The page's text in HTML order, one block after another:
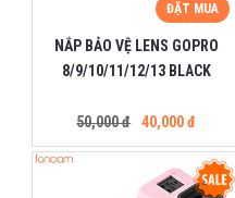
ĐẶT MUA
NẮP BẢO VỆ LENS GOPRO
8/9/10/11/12/13 BLACK
50,000 đ 40,000 đ